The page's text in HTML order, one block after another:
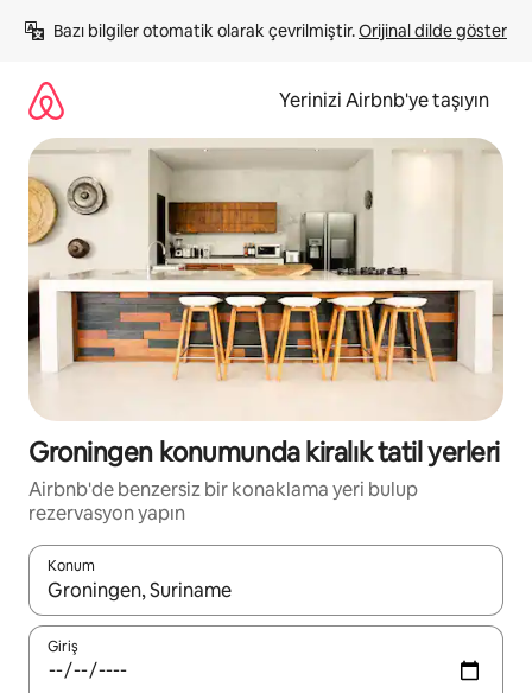
atla
Bazı bilgiler otomatik olarak çevrilmiştir. Orijinal dilde göster
Yerinizi Airbnb'ye taşıyın
Groningen konumunda kiralık tatil yerleri
Airbnb'de benzersiz bir konaklama yeri bulup
rezervasyon yapın
Konum
Sonuçlar kullanılabilir olduğunda yukarı ve aşağı oklarıyla
Giriş